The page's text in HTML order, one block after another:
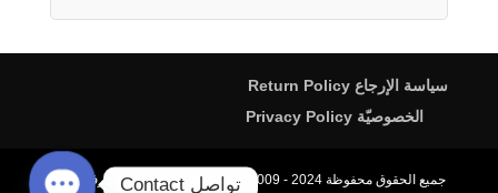
سياسة الإرجاع Return Policy
الخصوصيّة Privacy Policy
جميع الحقوق محفوظة All rights reserved. 2009 - 2024، محترف الخط تواصل Contact